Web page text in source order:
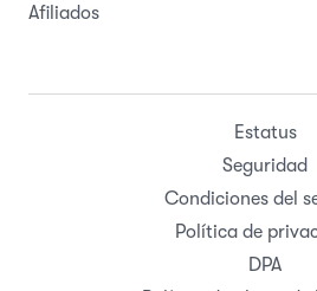
Afiliados
Estatus
Seguridad
Condiciones del
Política de
DPA